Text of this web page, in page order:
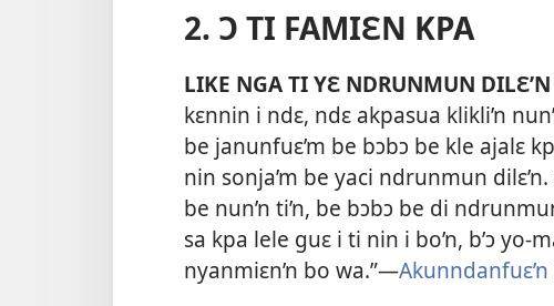
2. Ɔ TI FAMIƐN KPA
LIKE NGA TI YƐ NDRUNMUN
kɛnnin i ndɛ, ndɛ akpasua klikli’n
be janunfuɛ’m be bɔbɔ be kle ajalɛ
nin sonja’m be yaci ndrunmun dilɛ’n.
be nun’n ti’n, be bɔbɔ be di
sa kpa lele guɛ i ti nin i bo’n, b’ɔ yo-
nyanmiɛn’n bo wa.”—Akunndanfuɛ’n